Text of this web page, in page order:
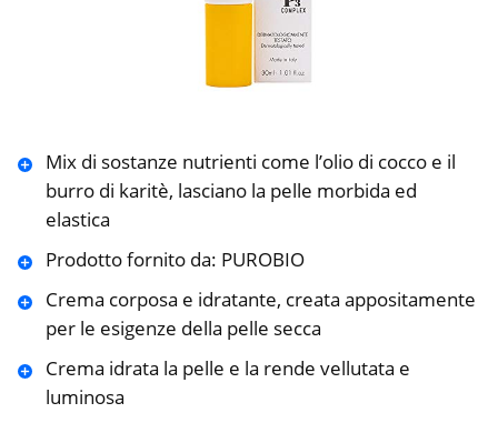
Mix di sostanze nutrienti come l’olio di cocco e il
burro di karitè, lasciano la pelle morbida ed
elastica
Prodotto fornito da: PUROBIO
Crema corposa e idratante, creata appositamente
per le esigenze della pelle secca
Crema idrata la pelle e la rende vellutata e
luminosa